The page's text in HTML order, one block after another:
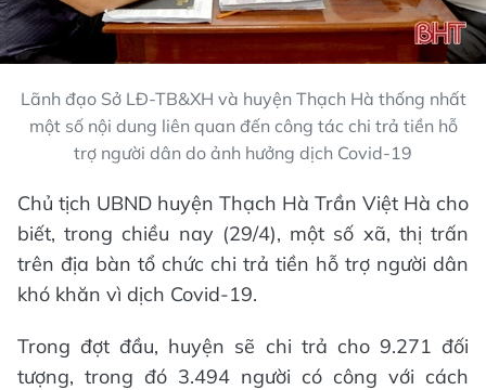
Lãnh đạo Sở LĐ-TB&XH và huyện Thạch Hà thống nhất
một số nội dung liên quan đến công tác chi trả tiền hỗ
trợ người dân do ảnh hưởng dịch Covid-19
Chủ tịch UBND huyện Thạch Hà Trần Việt Hà cho
biết, trong chiều nay (29/4), một số xã, thị trấn
trên địa bàn tổ chức chi trả tiền hỗ trợ người dân
khó khăn vì dịch Covid-19.
Trong đợt đầu, huyện sẽ chi trả cho 9.271 đối
tượng, trong đó 3.494 người có công với cách